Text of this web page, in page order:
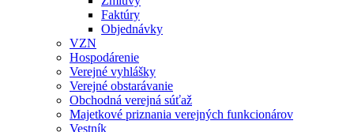
Faktúry
Objednávky
VZN
Hospodárenie
Verejné vyhlášky
Verejné obstarávanie
Obchodná verejná súťaž
Majetkové priznania verejných funkcionárov
Vestník